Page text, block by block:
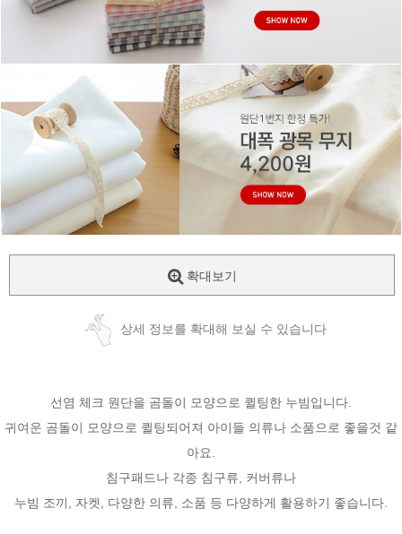
확대보기
상세 정보를 확대해 보실 수 있습니다
선염 체크 원단을 곰돌이 모양으로 퀼팅한 누빔입니다.
귀여운 곰돌이 모양으로 퀼팅되어져 아이들 의류나 소품으로 좋을것 같
아요.
침구패드나 각종 침구류, 커버류나
누빔 조끼, 자켓, 다양한 의류, 소품 등 다양하게 활용하기 좋습니다.